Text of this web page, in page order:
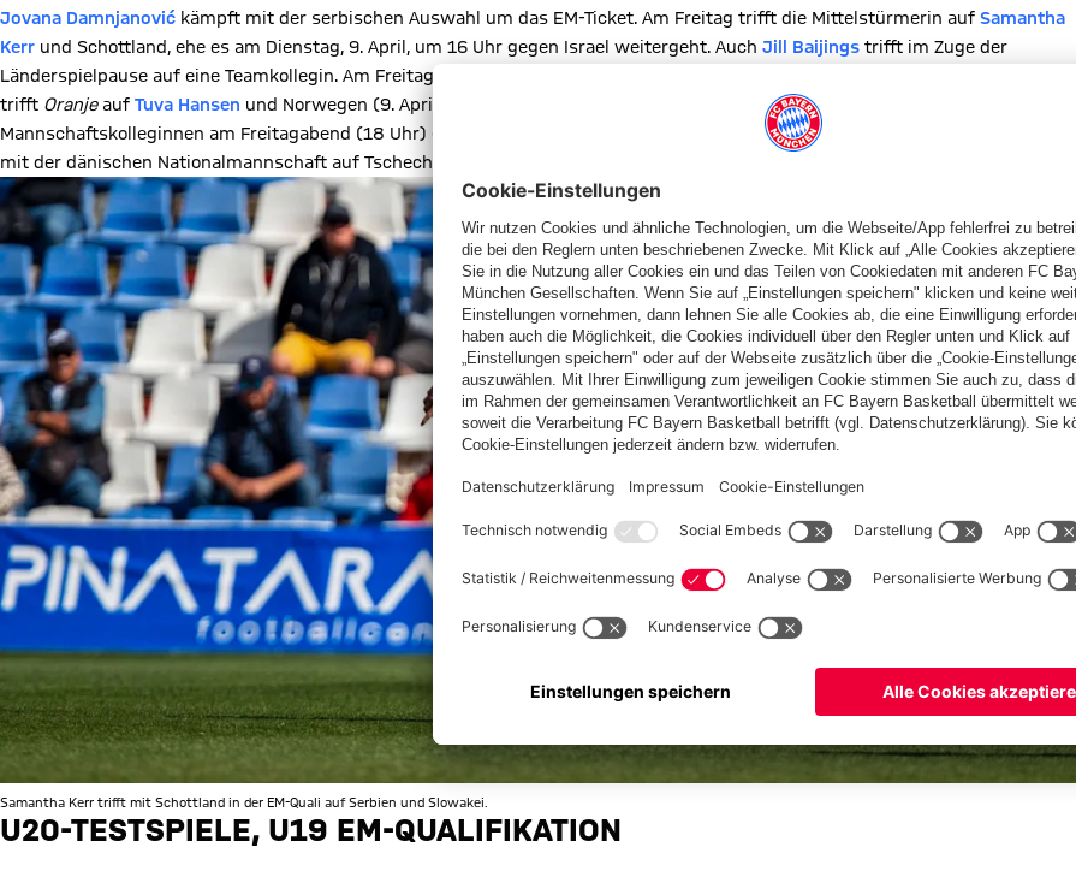
Jovana Damnjanović kämpft mit der serbischen Auswahl um das EM-Ticket. Am Freitag trifft die Mittelstürmerin auf Samantha
Kerr und Schottland, ehe es am Dienstag, 9. April, um 16 Uhr gegen Israel weitergeht. Auch Jill Baijings trifft im Zuge der
Länderspielpause auf eine Teamkollegin. Am Freitagabend (18:15 Uhr) spielen die Niederländerinnen gegen Italien, am Dienstag
trifft Oranjeauf Tuva Hansen und Norwegen (9. April, 20:45 Uhr). Hansen muss sich mit ihren norwegischen
Mannschaftskolleginnen am Freitagabend (18 Uhr) gegen Finnland beweisen.
Pernille Hardertrifft im Zuge der EM-Qualifikation
mit der dänischen Nationalmannschaft auf Tschechien (5. April, 18 Uhr) und Belgien (9. April, 18 Uhr).
Samantha Kerr trifft mit Schottland in der EM-Quali auf Serbien und Slowakei.
U20-TESTSPIELE, U19 EM-QUALIFIKATION